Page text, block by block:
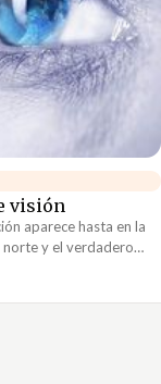
visión
aparece hasta en la
norte y el verdadero